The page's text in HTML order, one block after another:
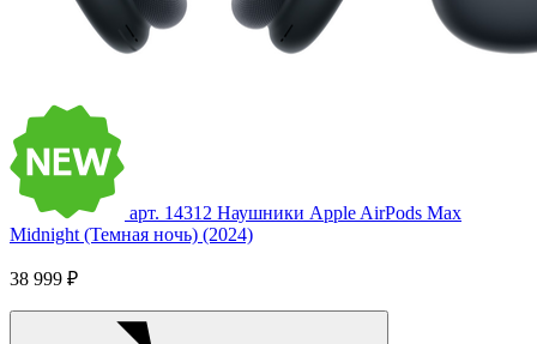
арт. 14312 Наушники Apple AirPods Max
Midnight (Темная ночь) (2024)
38 999 ₽